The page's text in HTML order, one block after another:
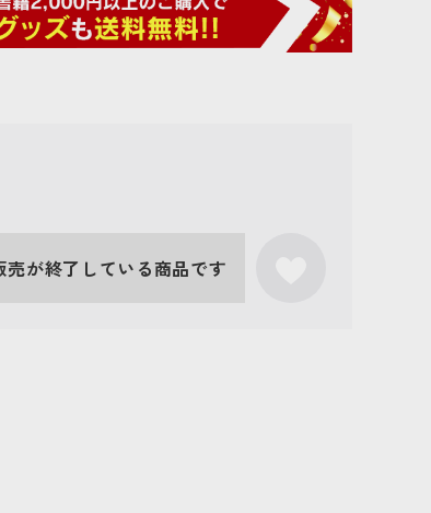
売が終了している商品です